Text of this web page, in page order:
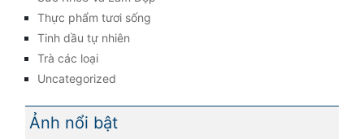
Thực phẩm tươi sống
Tinh dầu tự nhiên
Trà các loại
Uncategorized
Ảnh nổi bật